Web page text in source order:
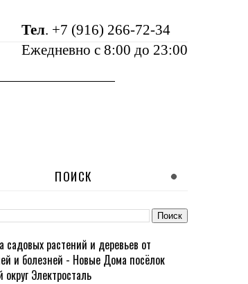
Тел. +7 (916) 266-72-34
Ежедневно с 8:00 до 23:00
ПОИСК
садовых растений и деревьев от
и болезней - Новые Дома посёлок
округ Электросталь